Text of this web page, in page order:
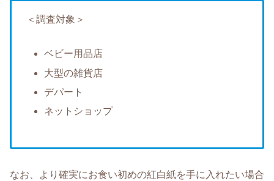
＜調査対象＞
ベビー用品店
大型の雑貨店
デパート
ネットショップ
なお、より確実にお食い初めの紅白紙を手に入れたい場合